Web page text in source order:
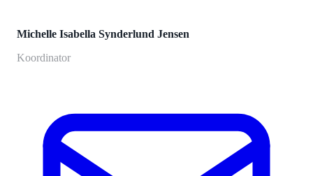
Michelle Isabella Synderlund Jensen
Koordinator